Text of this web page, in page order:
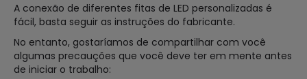
A conexão de diferentes fitas de LED personalizadas é
fácil, basta seguir as instruções do fabricante.
No entanto, gostaríamos de compartilhar com você
algumas precauções que você deve ter em mente antes
de iniciar o trabalho: